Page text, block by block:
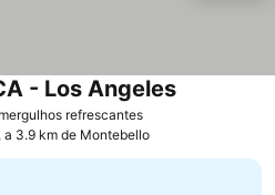
refrescantes
- Los Angeles
a 3.9 km de Montebello